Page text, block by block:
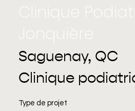
Clinique
Jonquière
Saguenay, QC
Clinique
Type de projet